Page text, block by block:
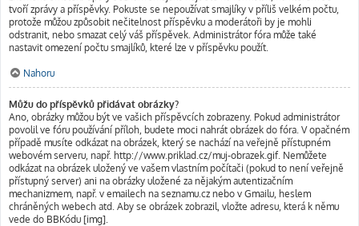
tvoří zprávy a příspěvky. Pokuste se nepoužívat smajlíky v příliš velkém počtu,
protože můžou způsobit nečitelnost příspěvku a moderátoři by je mohli
odstranit, nebo smazat celý váš příspěvek. Administrátor fóra může také
nastavit omezení počtu smajlíků, které lze v příspěvku použít.
Nahoru
Můžu do příspěvků přidávat obrázky?
Ano, obrázky můžou být ve vašich příspěvcích zobrazeny. Pokud administrátor
povolil ve fóru používání příloh, budete moci nahrát obrázek do fóra. V opačném
případě musíte odkázat na obrázek, který se nachází na veřejně přístupném
webovém serveru, např. http://www.priklad.cz/muj-obrazek.gif. Nemůžete
odkázat na obrázek uložený ve vašem vlastním počítači (pokud to není veřejně
přístupný server) ani na obrázky uložené za nějakým autentizačním
mechanizmem, např. v emailech na seznamu.cz nebo v Gmailu, heslem
chráněných webech atd. Aby se obrázek zobrazil, vložte adresu, která k němu
vede do BBKódu [img].